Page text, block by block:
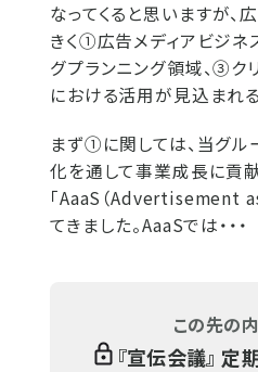
なってくると思いますが、
きく①広告メディアビジネ
グプランニング領域、③ク
における活用が見込まれる
まず①に関しては、当グ
化を通して事業成長に貢
「AaaS（Advertisement
てきました。AaaSでは・・・
この先の
『宣伝会議』 定